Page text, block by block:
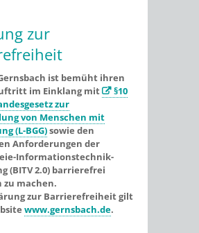
zur
ist bemüht ihren
im Einklang mit
§10
zur
von Menschen mit
(L-BGG)sowie den
Anforderungen der
Informationstechnik-
(BITV 2.0) barrierefrei
zu machen.
zur Barrierefreiheit gilt
www.gernsbach.de.